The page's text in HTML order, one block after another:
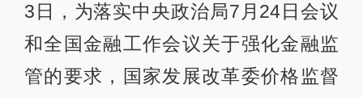
3日，为落实中央政治局7月24日会议
和全国金融工作会议关于强化金融监
管的要求，国家发展改革委价格监督